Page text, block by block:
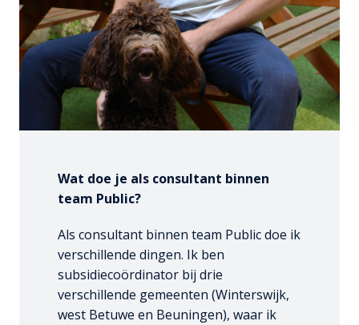
Wat doe je als consultant binnen
team Public?
Als consultant binnen team Public doe ik
verschillende dingen. Ik ben
subsidiecoördinator bij drie
verschillende gemeenten (Winterswijk,
west Betuwe en Beuningen), waar ik